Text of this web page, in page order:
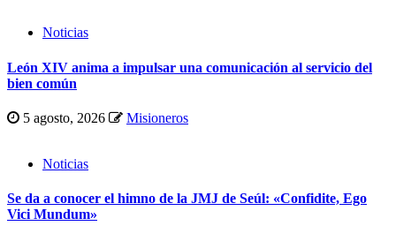
Noticias
León XIV anima a impulsar una comunicación al servicio del
bien común
5 agosto, 2026 Misioneros
Noticias
Se da a conocer el himno de la JMJ de Seúl: «Confidite, Ego
Vici Mundum»